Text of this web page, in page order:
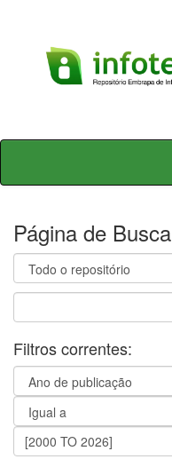
Skip
Página de Busca
Filtros correntes: